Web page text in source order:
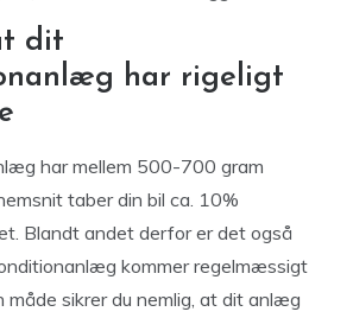
dit
har rigeligt
har mellem 500-700 gram
taber din bil ca. 10%
Blandt andet derfor er det også
kommer regelmæssigt
måde sikrer du nemlig, at dit anlæg